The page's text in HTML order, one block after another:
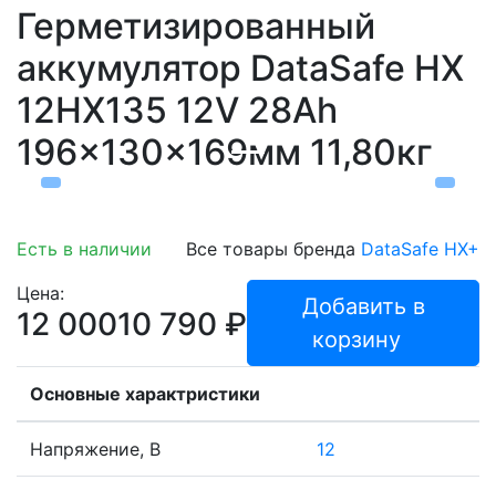
Герметизированный
аккумулятор DataSafe HX
12HX135 12V 28Ah
196x130x169мм 11,80кг
Есть в наличии Все товары бренда DataSafe HX+
Цена:
12 00010 790 ₽
Добавить в
корзину
Основные характристики
Напряжение, В 12